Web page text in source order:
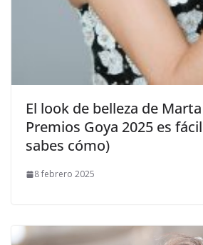
​El look de belleza de
Premios Goya 2025 es
sabes cómo)
8 febrero 2025